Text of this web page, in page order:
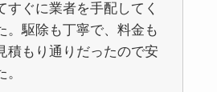
すぐに業者を手配してく
。駆除も丁寧で、料金も
積もり通りだったので安